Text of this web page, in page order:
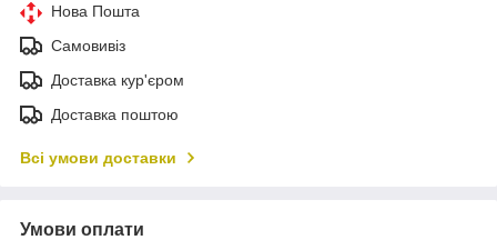
Нова Пошта
Самовивіз
Доставка кур'єром
Доставка поштою
Всі умови доставки
Умови оплати